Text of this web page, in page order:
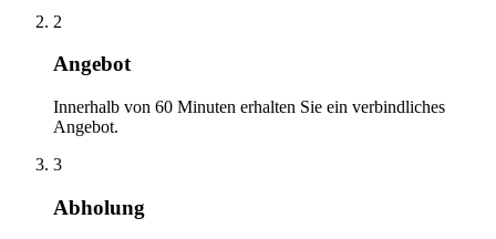
2
Angebot
Innerhalb von 60 Minuten erhalten Sie ein verbindliches
Angebot.
3
Abholung